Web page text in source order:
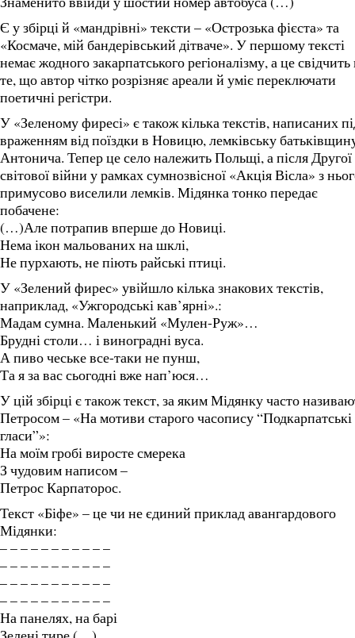
Є у збірці й «мандрівні» тексти – «Острозька фієста» та
«Космаче, мій бандерівський дітваче». У першому тексті
немає жодного закарпатського регіоналізму, а це
те, що автор чітко розрізняє ареали й уміє переключати
поетичні регістри.
У «Зеленому фиресі» є також кілька текстів, написаних
враженням від поїздки в Новицю, лемківську
Антонича. Тепер це село належить Польщі, а після Другої
світової війни у рамках сумнозвісної «Акція Вісла» з
примусово виселили лемків. Мідянка тонко передає
побачене:
(…)Але потрапив вперше до Новиці.
Нема ікон мальованих на шклі,
Не пурхають, не піють райські птиці.
У «Зелений фирес» увійшло кілька знакових текстів,
наприклад, «Ужгородські кав’ярні».:
Мадам сумна. Маленький «Мулен-Руж»…
Брудні столи… і виноградні вуса.
А пиво чеське все-таки не пунш,
Та я за вас сьогодні вже нап’юся…
У цій збірці є також текст, за яким Мідянку часто
Петросом – «На мотиви старого часопису “Подкарпатські
гласи”»:
На моїм гробі виросте смерека
З чудовим написом –
Петрос Карпаторос.
Текст «Біфе» – це чи не єдиний приклад авангардового
Мідянки:
– – – – – – – – – – –
– – – – – – – – – – –
– – – – – – – – – – –
– – – – – – – – – – –
На панелях, на барі